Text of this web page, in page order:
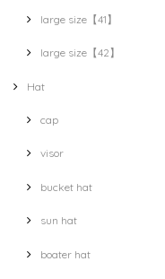
large size【41】
large size【42】
Hat
cap
visor
bucket hat
sun hat
boater hat